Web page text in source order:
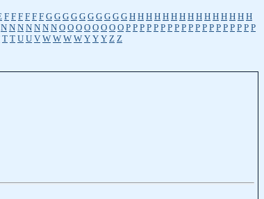
F F F F F F G G G G G G G G G G H H H H H H H H H H H H H H H
N N N N N N N O O O O O O O O P P P P P P P P P P P P P P P P P P P
T T U U V W W W W Y Y Y Z Z